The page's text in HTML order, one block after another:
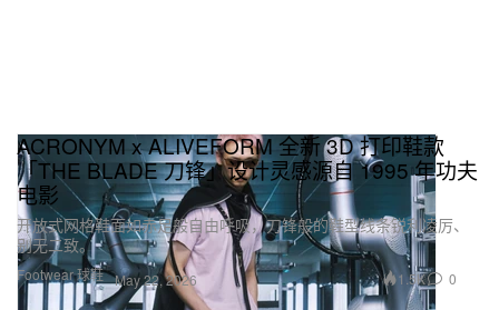
Footwear 球鞋
ACRONYM x ALIVEFORM 全新 3D 打印鞋款
「THE BLADE 刀锋」设计灵感源自 1995 年功夫
电影
开放式网格鞋面如赤足般自由呼吸，刀锋般的鞋型线条锐利凌厉、
别无二致。
May 22, 2026 1.5K 0